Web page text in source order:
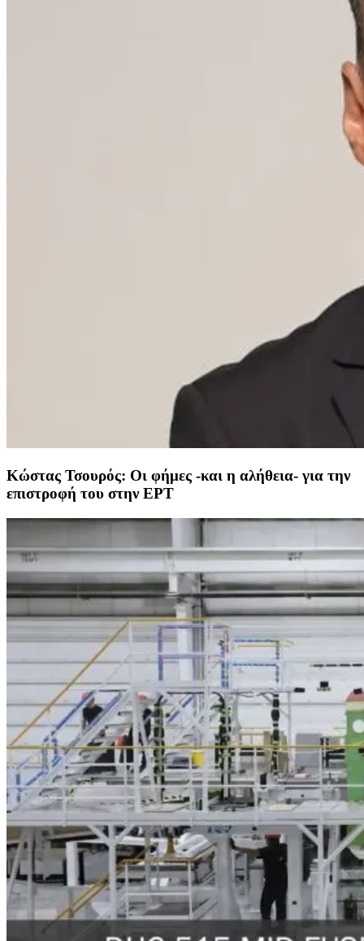
Κώστας Τσουρός: Οι φήμες -και η αλήθεια- για την
επιστροφή του στην ΕΡΤ